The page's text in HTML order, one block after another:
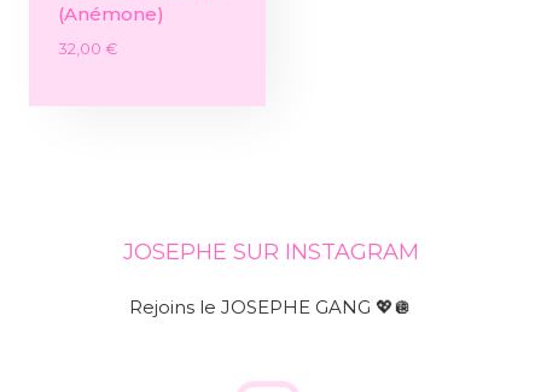
(anémone)
32,00 €
JOSEPHE SUR INSTAGRAM
Rejoins le JOSEPHE GANG 💖🪩